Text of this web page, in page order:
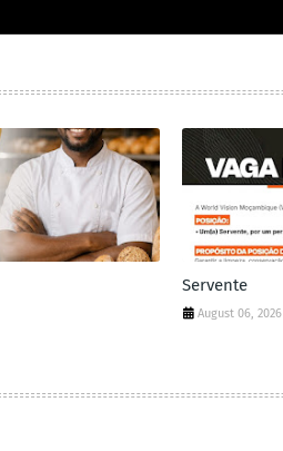
Servente
August 06, 2026